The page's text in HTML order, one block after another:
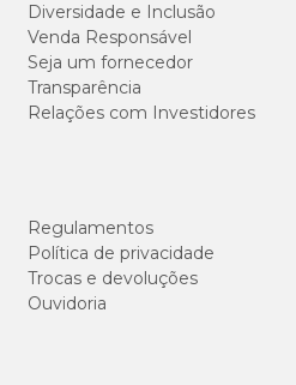
Diversidade e Inclusão
Venda Responsável
Seja um fornecedor
Transparência
Relações com Investidores
Regulamentos
Política de privacidade
Trocas e devoluções
Ouvidoria